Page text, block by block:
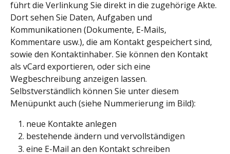
führt die Verlinkung Sie direkt in die zugehörige Akte.
Dort sehen Sie Daten, Aufgaben und
Kommunikationen (Dokumente, E-Mails,
Kommentare usw.), die am Kontakt gespeichert sind,
sowie den Kontaktinhaber. Sie können den Kontakt
als vCard exportieren, oder sich eine
Wegbeschreibung anzeigen lassen.
Selbstverständlich können Sie unter diesem
Menüpunkt auch (siehe Nummerierung im Bild):
neue Kontakte anlegen
bestehende ändern und vervollständigen
eine E-Mail an den Kontakt schreiben